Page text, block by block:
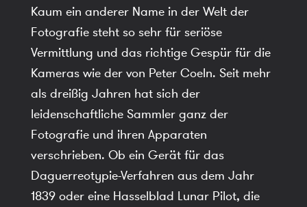
Kaum ein anderer Name in der Welt der
Fotografie steht so sehr für seriöse
Vermittlung und das richtige Gespür für die
Kameras wie der von Peter Coeln. Seit mehr
als dreißig Jahren hat sich der
leidenschaftliche Sammler ganz der
Fotografie und ihren Apparaten
verschrieben. Ob ein Gerät für das
Daguerreotypie-Verfahren aus dem Jahr
1839 oder eine Hasselblad Lunar Pilot, die